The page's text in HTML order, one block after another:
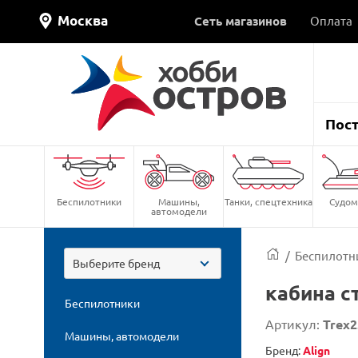
Москва Сеть магазинов Оплата
Беспилотники Машины,
автомодели
Танки, спецтехника
Выберите бренд
Беспилотники
Машины, автомодели
/
кабина
Артикул:
Бренд:Align